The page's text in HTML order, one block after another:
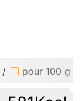
/ pour 100 g